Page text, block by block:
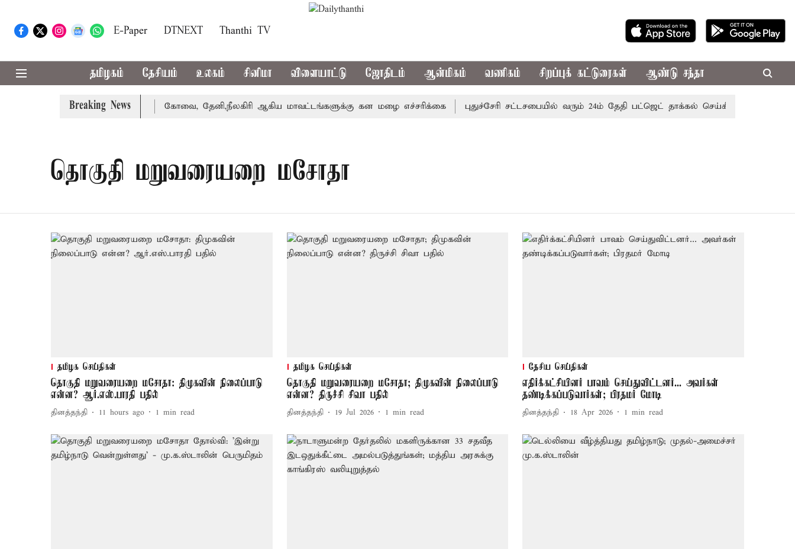
E-Paper DTNEXT Thanthi TV
தமிழகம் தேசியம் உலகம் சினிமா விளையாட்டு ஜோதிடம் ஆன்மிகம் வணிகம் சிறப்புக் கட்டுரைகள் ஆண்டு சந்தா
Breaking News
வழக்கை வாபஸ் பெற்றார் சங்கீதா கோவை, தேனி,நீலகிரி ஆகிய மாவட்டங்களுக்கு கன மழை எச்சரிக்கை புதுச்சேரி சட்டசபையில் வரும் 24ம் தேதி பட்ஜெட் தாக்கல் செய்கிறார் முதல்-
தொகுதி மறுவரையறை மசோதா
தமிழக செய்திகள்
தொகுதி மறுவரையறை மசோதா: திமுகவின் நிலைப்பாடு
என்ன? ஆர்.எஸ்.பாரதி பதில்
தினத்தந்தி 11 hours ago 1 min read
தமிழக செய்திகள்
தொகுதி மறுவரையறை மசோதா; திமுகவின் நிலைப்பாடு
என்ன? திருச்சி சிவா பதில்
தினத்தந்தி 19 Jul 2026 1 min read
தேசிய செய்திகள்
எதிர்க்கட்சியினர் பாவம் செய்துவிட்டனர்... அவர்கள்
தண்டிக்கப்படுவார்கள்; பிரதமர் மோடி
தினத்தந்தி 18 Apr 2026 1 min read